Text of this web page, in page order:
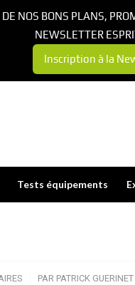
Tests équipements
PAR PATRICK GUERINET
NOS BONS PLANS,
NEWSLETTER
Inscription à la